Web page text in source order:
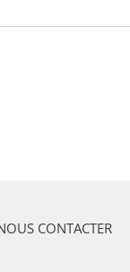
CONTACTER